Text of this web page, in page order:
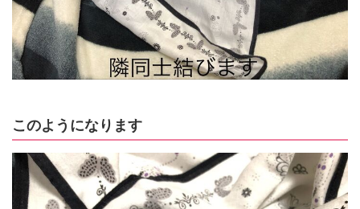
このようになります